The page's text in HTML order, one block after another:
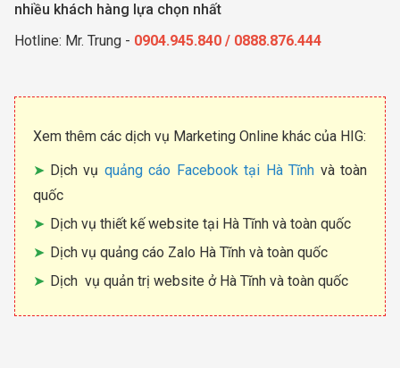
nhiều khách hàng lựa chọn nhất
Hotline: Mr. Trung - 0904.945.840 / 0888.876.444
Xem thêm các dịch vụ Marketing Online khác của HIG:
Dịch vụ quảng cáo Facebook tại Hà Tĩnh và toàn
quốc
Dịch vụ thiết kế website tại Hà Tĩnh và toàn quốc
Dịch vụ quảng cáo Zalo Hà Tĩnh và toàn quốc
Dịch vụ quản trị website ở Hà Tĩnh và toàn quốc